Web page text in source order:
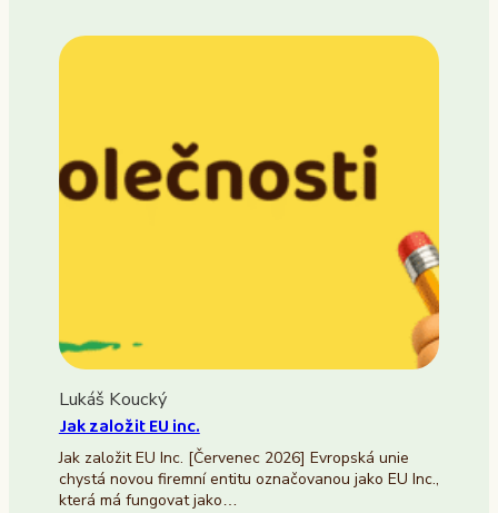
Lukáš Koucký
Jak založit EU inc.
Jak založit EU Inc. [Červenec 2026] Evropská unie
chystá novou firemní entitu označovanou jako EU Inc.,
která má fungovat jako…